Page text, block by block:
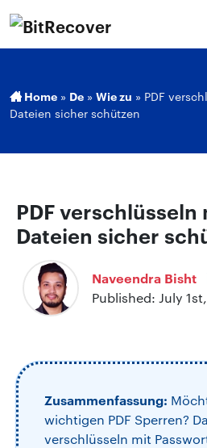
Home » De » Wie zu » PDF
Dateien sicher schützen
PDF verschlüsseln
Dateien sicher
Naveendra Bisht
Published: July
Zusammenfassung:
wichtigen PDF Sperren?
verschlüsseln mit